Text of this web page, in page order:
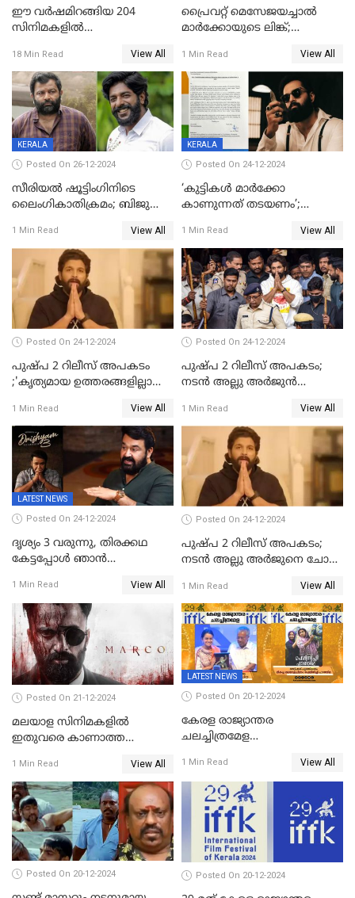
ഈ വർഷമിറങ്ങിയ 204
സിനിമകളിൽ
ചിത്രങ്ങൾ; 2024ൽ സിനിമാ
വ്യവസായത്തിന് നഷ്ടം 700
കോടി; അഭിനേതാക്കൾ
പ്രതിഫലം കുറയ്ക്കണമെന്നും
നിർമാതാക്കളുടെ സംഘടന
18 Min Read View All
പ്രൈവറ്റ് മെസേജയച്ചാല്‍
മാർക്കോയുടെ ലിങ്ക്;
സ്വദേശി അറസ്റ്റില്‍
1 Min Read View All
KERALA
Posted On 26-12-2024
സീരിയല്‍ ഷൂട്ടിംഗിനിടെ
ലൈംഗികാതിക്രമം; ബിജു
ശ്രീകുമാറിനുമെതിരെ കേസ്
1 Min Read View All
KERALA
Posted On 24-12-2024
‘കുട്ടികൾ മാർക്കോ
കാണുന്നത് തടയണം’;
മാതാപിതാക്കൾക്കൊപ്പം
കുട്ടികളുമെത്തുന്നു;
മുഖ്യമന്ത്രിക്ക് പരാതി നൽകി
കെപിസിസി അംഗം
1 Min Read View All
Posted On 24-12-2024
പുഷ്‌പ 2 റിലീസ് അപകടം
;'കൃത്യമായ ഉത്തരങ്ങളില്ലാതെ
1 Min Read View All
Posted On 24-12-2024
പുഷ്പ 2 റിലീസ് അപകടം;
നടന്‍ അല്ലു അര്‍ജുൻ
മുന്നിൽ ഹാജരായി
1 Min Read View All
LATEST NEWS
Posted On 24-12-2024
ദൃശ്യം 3 വരുന്നു, തിരക്കഥ
കേട്ടപ്പോള്‍ ഞാന്‍
സ്ഥിരീകരിച്ച് മോഹൻലാൽ
1 Min Read View All
Posted On 24-12-2024
പുഷ്പ 2 റിലീസ് അപകടം;
നടന്‍ അല്ലു അര്‍ജുനെ ചോദ്യം
1 Min Read View All
Posted On 21-12-2024
മലയാള സിനിമകളിൽ
ഇതുവരെ കാണാത്ത
മുകുന്ദൻ ചിത്രം മാർക്കോ
1 Min Read View All
LATEST NEWS
Posted On 20-12-2024
കേരള രാജ്യാന്തര
ചലച്ചിത്രമേള
സിനിമ അവാര്‍ഡ്
സംവിധായിക പായല്‍
കപാഡിയയ്ക്ക് സമ്മാനിച്ചു;
ഫെമിനിച്ചി ഫാത്തിമയ്ക്ക്
അഞ്ച് പുരസ്കാരം
1 Min Read View All
Posted On 20-12-2024 Posted On 20-12-2024